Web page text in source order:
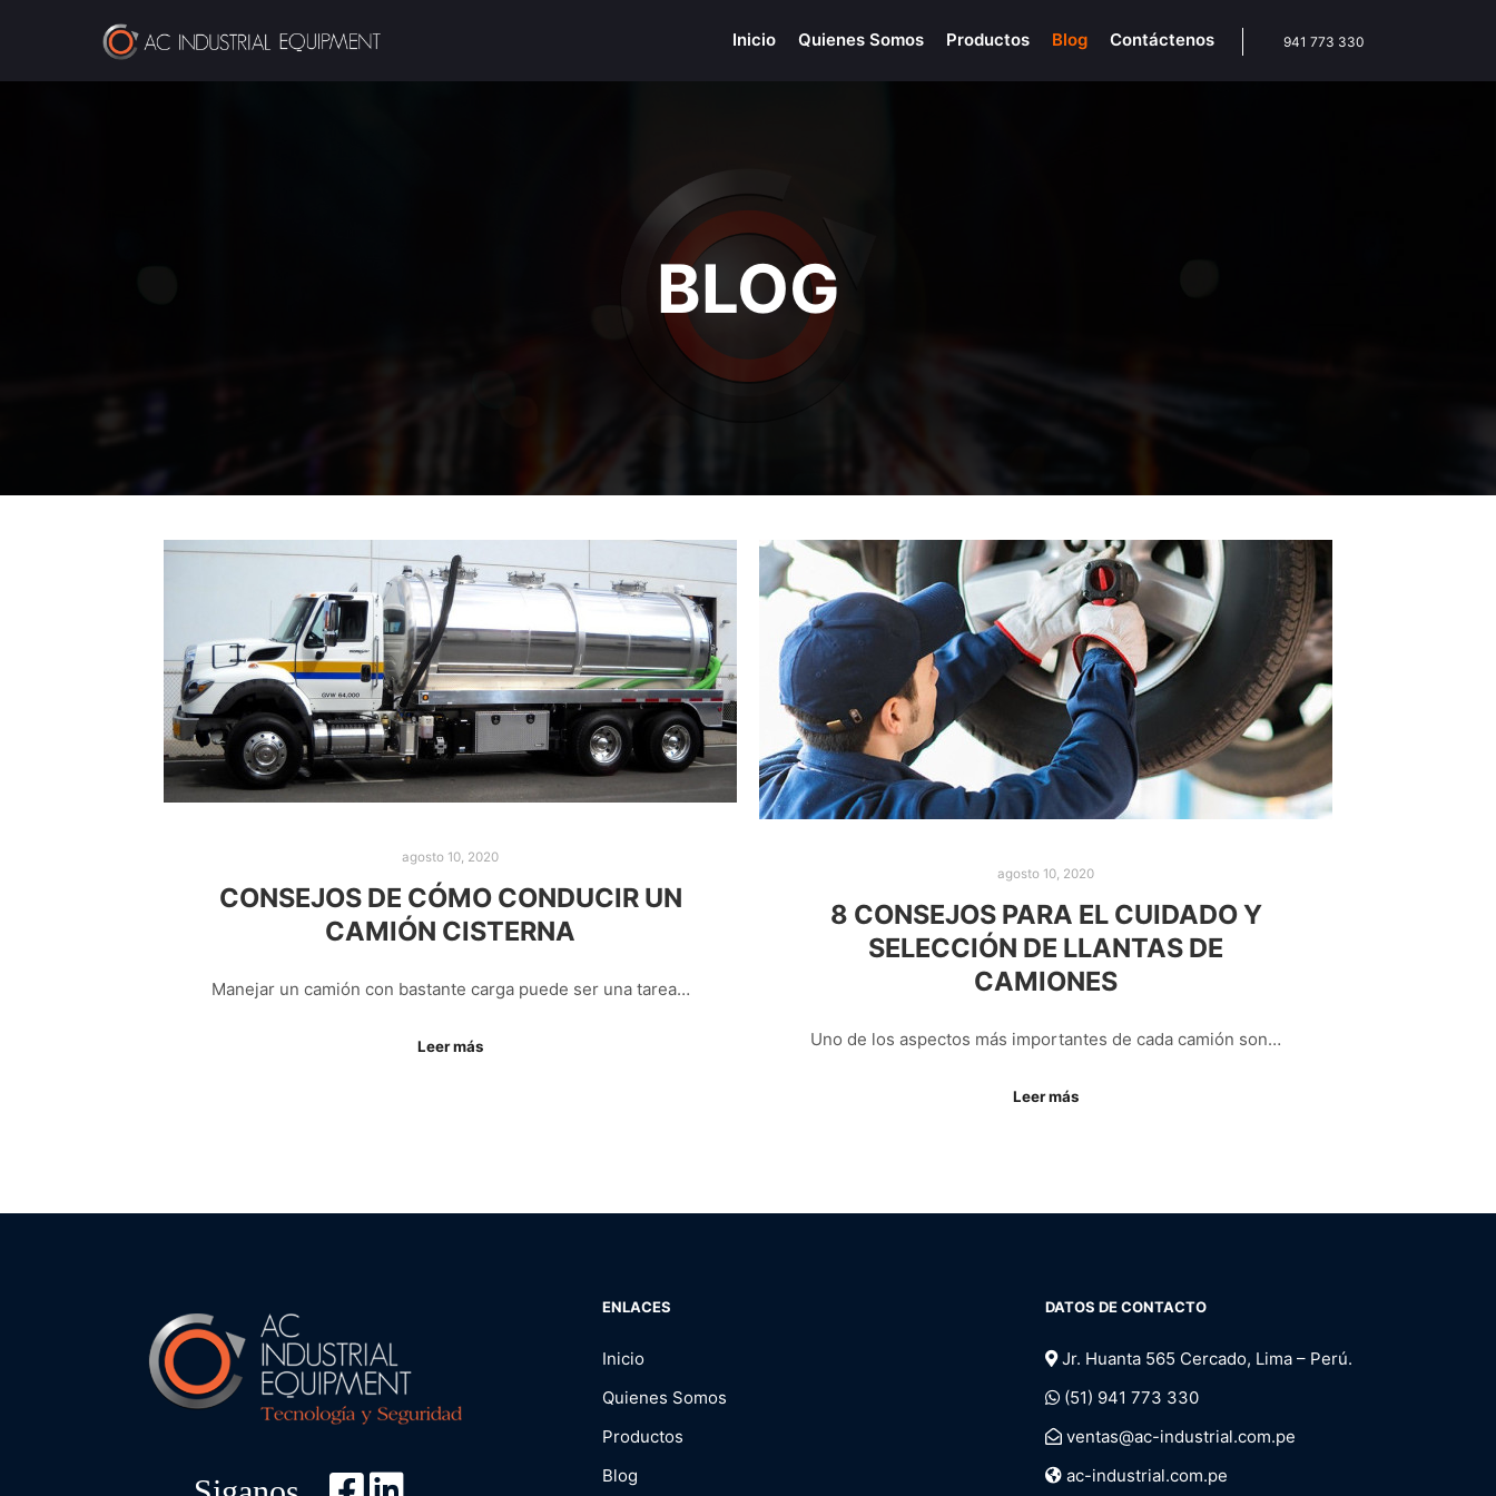
Inicio Quienes Somos Productos Blog Contáctenos 941 773 330
BLOG
agosto 10, 2020
CONSEJOS DE CÓMO CONDUCIR UN
CAMIÓN CISTERNA
Manejar un camión con bastante carga puede ser una tarea…
Leer más
agosto 10, 2020
8 CONSEJOS PARA EL CUIDADO Y
SELECCIÓN DE LLANTAS DE
CAMIONES
Uno de los aspectos más importantes de cada camión son…
Leer más
ENLACES
Inicio
Quienes Somos
Productos
Blog
DATOS DE CONTACTO
Jr. Huanta 565 Cercado, Lima – Perú.
(51) 941 773 330
ventas@ac-industrial.com.pe
ac-industrial.com.pe